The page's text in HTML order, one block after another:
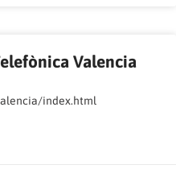
Valencia
index.html